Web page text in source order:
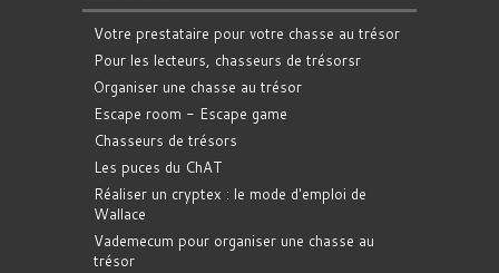
Votre prestataire pour votre chasse au trésor
Pour les lecteurs, chasseurs de trésorsr
Organiser une chasse au trésor
Escape room - Escape game
Chasseurs de trésors
Les puces du ChAT
Réaliser un cryptex : le mode d'emploi de
Wallace
Vademecum pour organiser une chasse au
trésor